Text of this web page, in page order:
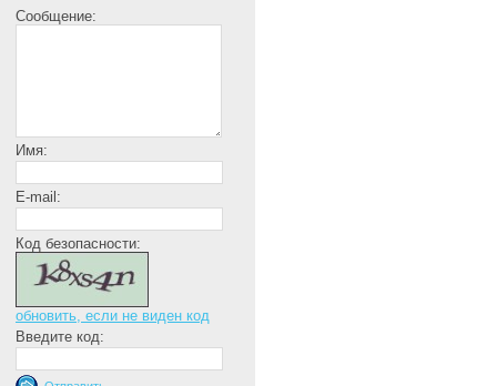
Сообщение:
Имя:
E-mail:
Код безопасности:
обновить, если не виден код
Введите код: